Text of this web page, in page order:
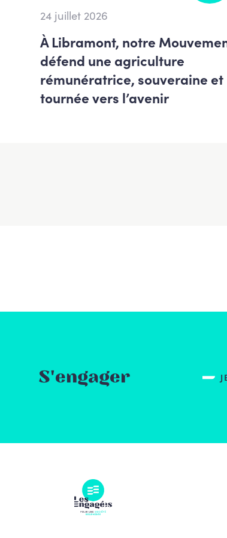
24 juillet 2026
À Libramont, notre
défend une agriculture
rémunératrice, souveraine et
tournée vers l’avenir
S'engager